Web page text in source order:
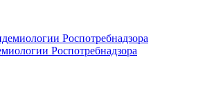
Роспотребнадзора